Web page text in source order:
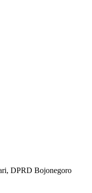
DPRD Bojonegoro